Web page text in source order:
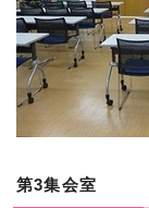
第3集会室